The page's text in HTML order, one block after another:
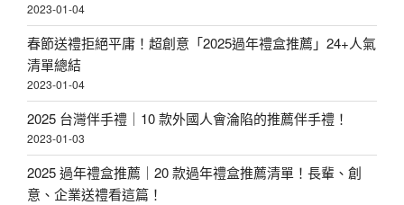
2023-01-04
春節送禮拒絕平庸！超創意「2025過年禮盒推薦」24+人氣
清單總結
2023-01-04
2025 台灣伴手禮｜10 款外國人會淪陷的推薦伴手禮！
2023-01-03
2025 過年禮盒推薦｜20 款過年禮盒推薦清單！長輩、創
意、企業送禮看這篇！